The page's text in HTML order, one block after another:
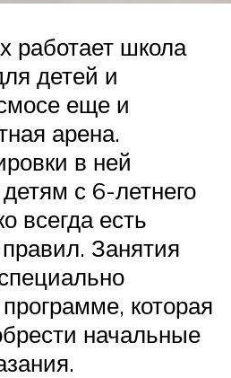
работает школа
детей и
еще и
арена.
в ней
с 6-летнего
всегда есть
Занятия
которая
начальные